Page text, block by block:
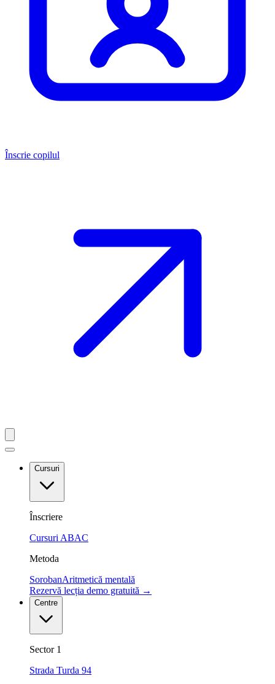
Înscrie copilul
Cursuri
Înscriere
Cursuri ABAC
Metoda
SorobanAritmetică mentală
Rezervă lecția demo gratuită →
Centre
Sector 1
Strada Turda 94